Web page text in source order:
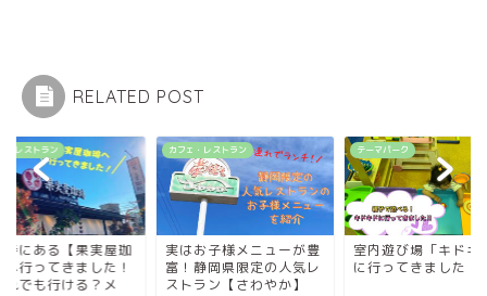
RELATED POST
フェ・レストラン
はお子様メニューが豊
！静岡県限定の人気レ
トラン【さわやか】
テーマパーク
室内遊び場「キドキド」
に行ってきました！
カフェ・レストラン
深大寺にある【果
琲】へ行ってきま